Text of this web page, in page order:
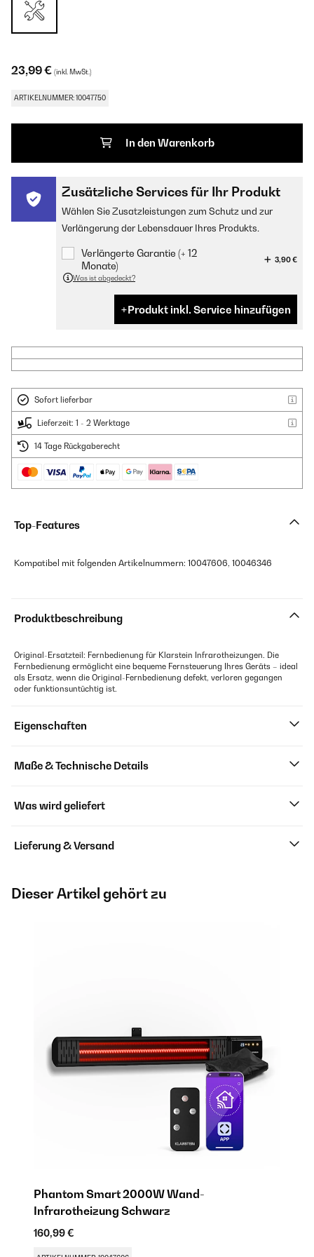
23,99 € (inkl. MwSt.)
ARTIKELNUMMER: 10047750
In den Warenkorb
Zusätzliche Services für Ihr Produkt
Wählen Sie Zusatzleistungen zum Schutz und zur
Verlängerung der Lebensdauer Ihres Produkts.
Verlängerte Garantie (+ 12
Monate)
3,90 €
Was ist abgedeckt?
Produkt inkl. Service hinzufügen
Sofort lieferbar
Lieferzeit: 1 - 2 Werktage
14 Tage Rückgaberecht
Top-Features
Kompatibel mit folgenden Artikelnummern: 10047606, 10046346
Produktbeschreibung
Original-Ersatzteil: Fernbedienung für Klarstein Infrarotheizungen. Die
Fernbedienung ermöglicht eine bequeme Fernsteuerung Ihres Geräts – ideal
als Ersatz, wenn die Original-Fernbedienung defekt, verloren gegangen
oder funktionsuntüchtig ist.
Eigenschaften
Maße & Technische Details
Was wird geliefert
Lieferung & Versand
Dieser Artikel gehört zu
Phantom Smart 2000W Wand-
Infrarotheizung Schwarz
160,99 €